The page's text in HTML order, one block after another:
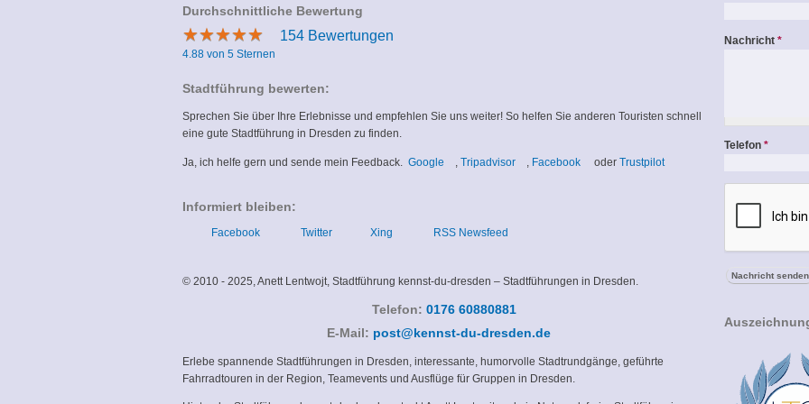
Nachricht *
Telefon *
Durchschnittliche Bewertung
★★★★★
★★★★★ 154 Bewertungen
4.88 von 5 Sternen
Stadtführung bewerten:
Sprechen Sie über Ihre Erlebnisse und empfehlen Sie uns weiter! So helfen Sie anderen Touristen schnell
eine gute Stadtführung in Dresden zu finden.
Ja, ich helfe gern und sende mein Feedback. Google (linkTripadvisor(linkFacebook(linkoder Trustpilot(link
Informiert bleiben:
Facebook Twitter Xing RSS Newsfeed
© 2010 - 2025, Anett Lentwojt, Stadtführung kennst-du-dresden – Stadtführungen in Dresden.
Telefon: 0176 60880881
E-Mail: post@kennst-du-dresden.de(link
e-
mail)
Erlebe spannende Stadtführungen in Dresden, interessante, humorvolle Stadtrundgänge, geführte
Fahrradtouren in der Region, Teamevents und Ausflüge für Gruppen in Dresden.